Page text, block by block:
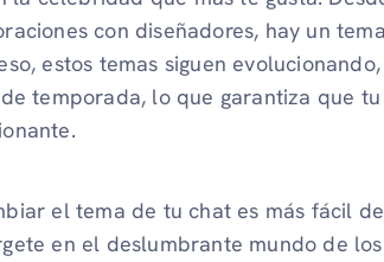
con diseñadores, hay un
estos temas siguen
temporada, lo que garantiza que
el tema de tu chat es más fácil
en el deslumbrante mundo de